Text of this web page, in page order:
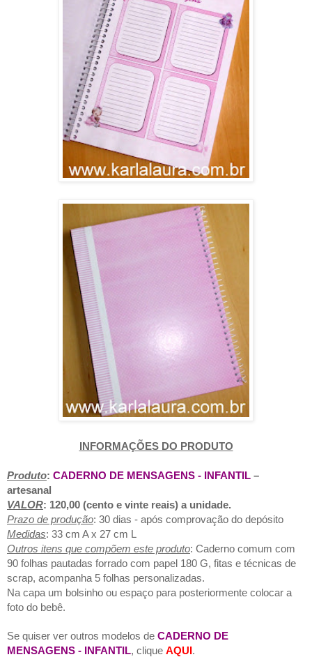
INFORMAÇÕES DO PRODUTO
Produto: CADERNO DE MENSAGENS - INFANTIL –
artesanal
VALOR: 120,00 (cento e vinte reais) a unidade.
Prazo de produção: 30 dias - após comprovação do depósito
Medidas: 33 cm A x 27 cm L
Outros itens que compõem este produto: Caderno comum com
90 folhas pautadas forrado com papel 180 G, fitas e técnicas de
scrap, acompanha 5 folhas personalizadas.
Na capa um bolsinho ou espaço para posteriormente colocar a
foto do bebê.
Se quiser ver outros modelos de CADERNO DE
MENSAGENS - INFANTIL, clique AQUI.